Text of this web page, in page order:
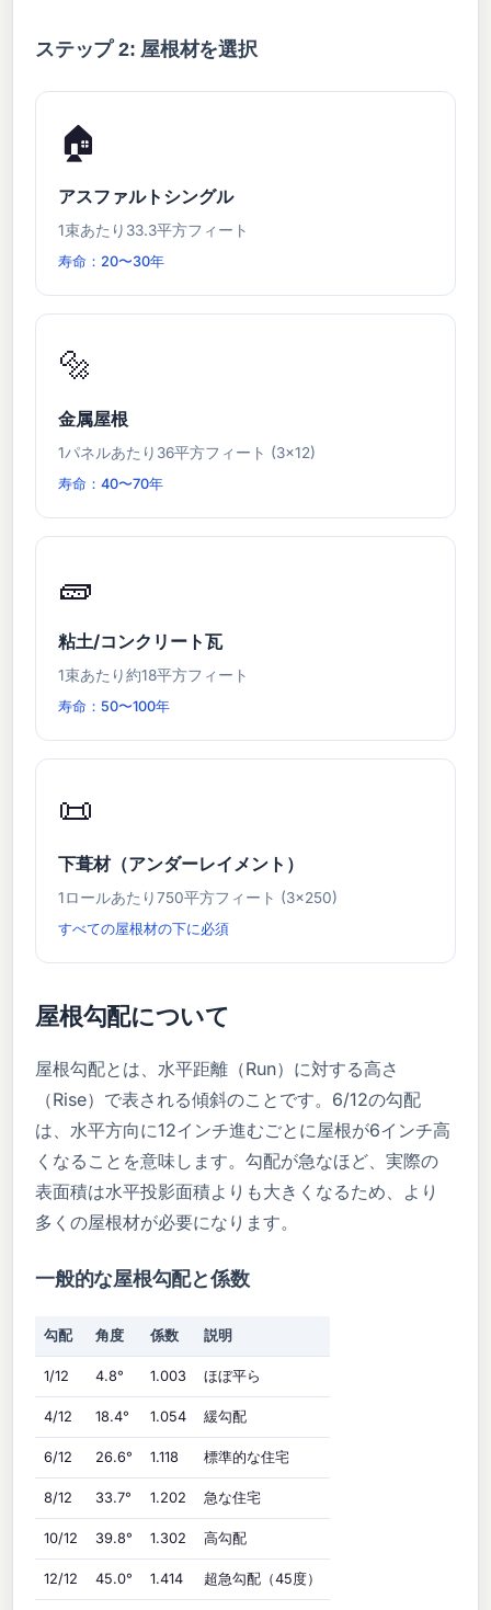
ステップ 2: 屋根材を選択
🏠
アスファルトシングル
1束あたり33.3平方フィート
寿命：20〜30年
🔩
金属屋根
1パネルあたり36平方フィート (3×12)
寿命：40〜70年
🧱
粘土/コンクリート瓦
1束あたり約18平方フィート
寿命：50〜100年
📜
下葺材（アンダーレイメント）
1ロールあたり750平方フィート (3×250)
すべての屋根材の下に必須
屋根勾配について
屋根勾配とは、水平距離（Run）に対する高さ
（Rise）で表される傾斜のことです。6/12の勾配
は、水平方向に12インチ進むごとに屋根が6インチ高
くなることを意味します。勾配が急なほど、実際の
表面積は水平投影面積よりも大きくなるため、より
多くの屋根材が必要になります。
一般的な屋根勾配と係数
勾配 角度 係数 説明
1/12 4.8° 1.003 ほぼ平ら
4/12 18.4° 1.054 緩勾配
6/12 26.6° 1.118 標準的な住宅
8/12 33.7° 1.202 急な住宅
10/12 39.8° 1.302 高勾配
12/12 45.0° 1.414 超急勾配（45度）